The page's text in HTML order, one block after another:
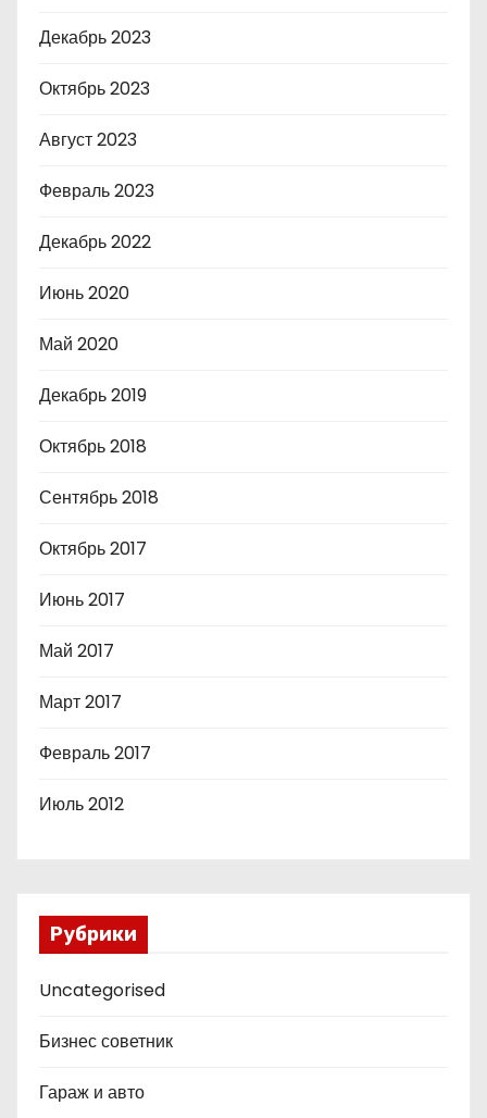
Декабрь 2023
Октябрь 2023
Август 2023
Февраль 2023
Декабрь 2022
Июнь 2020
Май 2020
Декабрь 2019
Октябрь 2018
Сентябрь 2018
Октябрь 2017
Июнь 2017
Май 2017
Март 2017
Февраль 2017
Июль 2012
Рубрики
Uncategorised
Бизнес советник
Гараж и авто